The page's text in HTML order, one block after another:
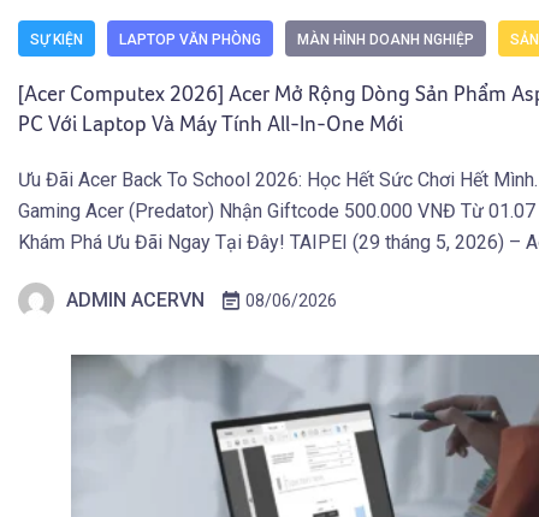
SỰ KIỆN LAPTOP VĂN PHÒNG MÀN HÌNH DOANH NGHIỆP
[Acer Computex 2026] Acer Mở Rộng Dòng Sản Phẩm
PC Với Laptop Và Máy Tính All-In-One Mới
Ưu Đãi Acer Back To School 2026: Học Hết Sức Chơi Hết
Gaming Acer (Predator) Nhận Giftcode 500.000 VNĐ Từ
Khám Phá Ưu Đãi Ngay Tại Đây! TAIPEI (29 tháng 5, 2026) –
ADMIN ACERVN
08/06/2026